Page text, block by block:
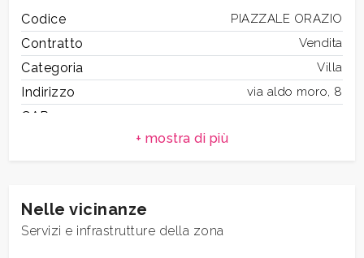
Codice PIAZZALE ORAZIO
Contratto Vendita
Categoria Villa
Indirizzo via aldo moro, 8
CAP
Bagni
Locali
Nelle vicinanze
Servizi e infrastrutture della zona
4
5
opzioni
-